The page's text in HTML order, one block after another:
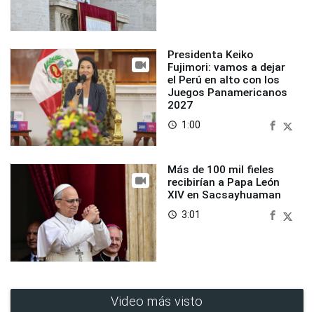
Presidenta Keiko
Fujimori: vamos a dejar
el Perú en alto con los
Juegos Panamericanos
2027
access_time 1:00
Más de 100 mil fieles
recibirían a Papa León
XIV en Sacsayhuaman
access_time 3:01
Video más visto